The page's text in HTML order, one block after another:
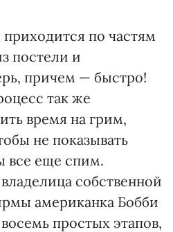
по частям
постели и
причем — быстро!
так же
время на грим,
не показывать
все еще спим.
собственной
американка Бобби
простых этапов,